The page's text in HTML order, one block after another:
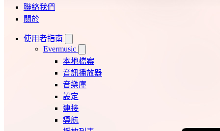
聯絡我們
關於
使用者指南
Evermusic
本地檔案
音訊播放器
音樂庫
設定
連接
導航